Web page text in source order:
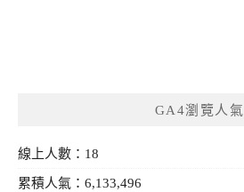
GA4瀏覽人氣
線上人數：18
累積人氣：6,133,496